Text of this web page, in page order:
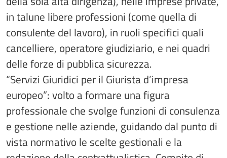
in talune libere professioni (come quella di
consulente del lavoro), in ruoli specifici quali
cancelliere, operatore giudiziario, e nei quadri
delle forze di pubblica sicurezza.
“Servizi Giuridici per il Giurista d’impresa
europeo”: volto a formare una figura
professionale che svolge funzioni di consulenza
e gestione nelle aziende, guidando dal punto di
vista normativo le scelte gestionali e la